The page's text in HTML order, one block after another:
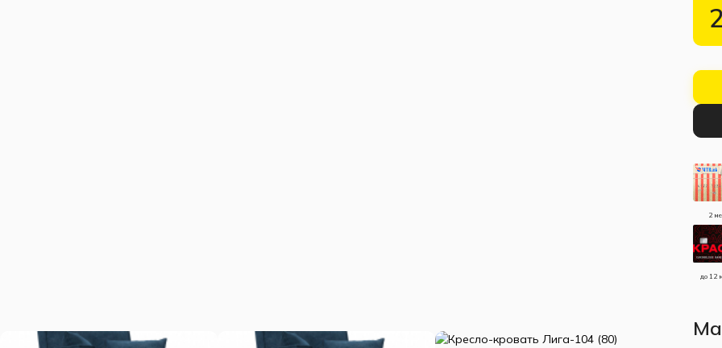
2
до 12